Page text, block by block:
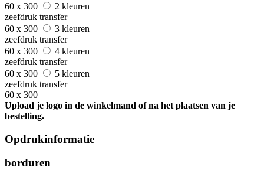
60 x 300
2 kleuren
zeefdruk transfer
60 x 300
3 kleuren
zeefdruk transfer
60 x 300
4 kleuren
zeefdruk transfer
60 x 300
5 kleuren
zeefdruk transfer
60 x 300
Upload je logo in de winkelmand of na het plaatsen van je
bestelling.
Opdrukinformatie
borduren